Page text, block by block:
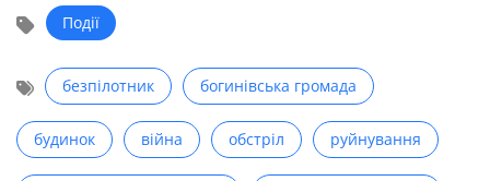
Події
безпілотник богинівська громада
будинок війна обстріл руйнування